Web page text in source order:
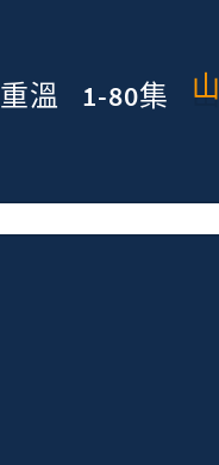
重溫 1-80集